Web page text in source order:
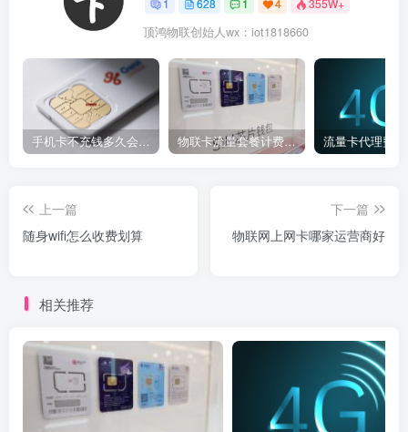
顶鸿物联创始人wx：iot1818660
手机卡不充钱多久会被自动销户？ 物联卡流量套餐计费方式 流量卡代理费用
上一篇
随身wifi怎么收费划算
下一篇
物联网上网卡哪家运营商好
相关推荐